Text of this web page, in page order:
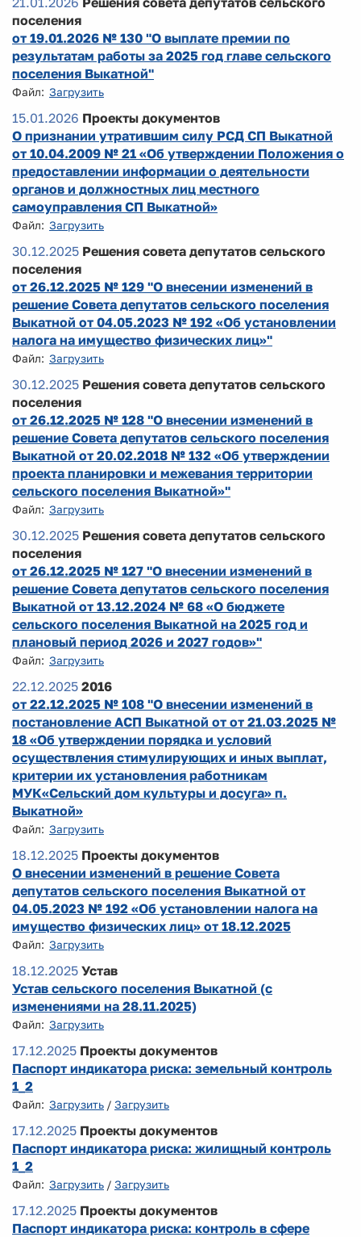
поселения
от 19.01.2026 № 130 "О выплате премии по
результатам работы за 2025 год главе сельского
поселения Выкатной"
Файл: Загрузить
15.01.2026 Проекты документов
О признании утратившим силу РСД СП Выкатной
от 10.04.2009 № 21 «Об утверждении Положения о
предоставлении информации о деятельности
органов и должностных лиц местного
самоуправления СП Выкатной»
Файл: Загрузить
30.12.2025 Решения совета депутатов сельского
поселения
от 26.12.2025 № 129 "О внесении изменений в
решение Совета депутатов сельского поселения
Выкатной от 04.05.2023 № 192 «Об установлении
налога на имущество физических лиц»"
Файл: Загрузить
30.12.2025 Решения совета депутатов сельского
поселения
от 26.12.2025 № 128 "О внесении изменений в
решение Совета депутатов сельского поселения
Выкатной от 20.02.2018 № 132 «Об утверждении
проекта планировки и межевания территории
сельского поселения Выкатной»"
Файл: Загрузить
30.12.2025 Решения совета депутатов сельского
поселения
от 26.12.2025 № 127 "О внесении изменений в
решение Совета депутатов сельского поселения
Выкатной от 13.12.2024 № 68 «О бюджете
сельского поселения Выкатной на 2025 год и
плановый период 2026 и 2027 годов»"
Файл: Загрузить
22.12.2025 2016
от 22.12.2025 № 108 "О внесении изменений в
постановление АСП Выкатной от от 21.03.2025 №
18 «Об утверждении порядка и условий
осуществления стимулирующих и иных выплат,
критерии их установления работникам
МУК«Сельский дом культуры и досуга» п.
Выкатной»
Файл: Загрузить
18.12.2025 Проекты документов
О внесении изменений в решение Совета
депутатов сельского поселения Выкатной от
04.05.2023 № 192 «Об установлении налога на
имущество физических лиц» от 18.12.2025
Файл: Загрузить
18.12.2025 Устав
Устав сельского поселения Выкатной (с
изменениями на 28.11.2025)
Файл: Загрузить
17.12.2025 Проекты документов
Паспорт индикатора риска: земельный контроль
1_2
Файл: Загрузить / Загрузить
17.12.2025 Проекты документов
Паспорт индикатора риска: жилищный контроль
1_2
Файл: Загрузить / Загрузить
17.12.2025 Проекты документов
Паспорт индикатора риска: контроль в сфере